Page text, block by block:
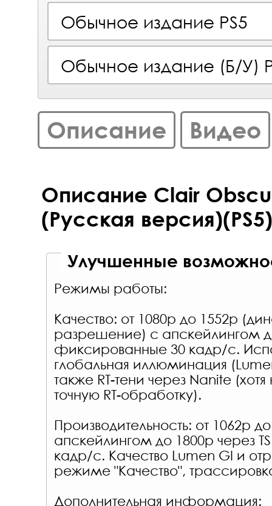
Обычное издание PS5
Обычное издание (Б/У)
Описание Видео
Описание Clair
(Русская версия)(PS5)
Улучшенные
Режимы работы:
Качество: от 1080p до 1552p
разрешение) с апскейлингом до
фиксированные 30 кадр/с.
глобальная иллюминация
также RT-тени через Nanite
точную RT-обработку).
Производительность: от 1062p
апскейлингом до 1800p через
кадр/с. Качество Lumen GI и
режиме "Качество",
Дополнительная информация: